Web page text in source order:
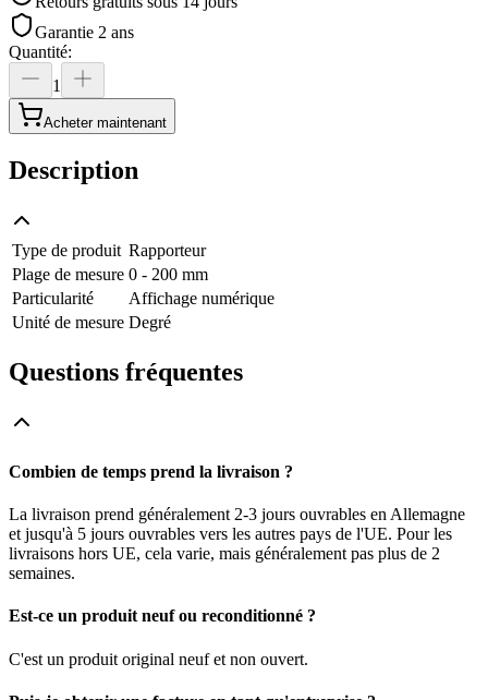
Garantie 2 ans
Quantité:
1
Acheter maintenant
Description
Type de produit Rapporteur
Plage de mesure 0 - 200 mm
Particularité
Affichage numérique
Unité de mesure Degré
Questions fréquentes
Combien de temps prend la livraison ?
La livraison prend généralement 2-3 jours ouvrables en Allemagne
et jusqu'à 5 jours ouvrables vers les autres pays de l'UE. Pour les
livraisons hors UE, cela varie, mais généralement pas plus de 2
semaines.
Est-ce un produit neuf ou reconditionné ?
C'est un produit original neuf et non ouvert.